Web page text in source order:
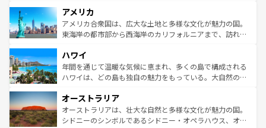
ンツ一覧を参照してほしい。
の建物がそのまま残る町や、スイスならではのユニークな
博物館もあり、アルプス観光だけでなく町歩きも満喫する
ことができる。国民の所得が高いため物価も高いが、旅行
ば市内交通費無料で観光を楽しむこともできる。 なお、新
着のスイス情報はコンテンツ一覧 を参照してほしい。
アメリカ
アメリカ合衆国は、広大な土地と多様な文化が魅力の国。
東海岸の都市部から西海岸のカリフォルニアまで、訪れる
のような巨大都市は、観光、ショッピング、エンターテイ
ンメントが詰まった刺激的なスポットだ。一方、アメリカ
西部には大自然が広がり、グランドキャニオンやイエロー
部のニューオーリンズでは、音楽と美食が融合した独特の
文化が魅力。旅行者はアメリカの各地域で異なる魅力を楽
しみながら、その多様性と豊かな歴史を感じることができ
ハワイ
年間を通じて温暖な気候に恵まれ、多くの島で構成される
ハワイは、どの島も独自の魅力をもっている。大自然の神
ワイ島は見逃せない。また、定番の観光地といえばオアフ
島だが、静かな自然を求めるならマウイ島やカウアイ島が
おすすめ。エメラルドグリーンに輝く海をはじめ、豊かな
オーストラリア
オーストラリアは、壮大な自然と多様な文化が魅力の国。
シドニーのシンボルであるシドニー・オペラハウス、オー